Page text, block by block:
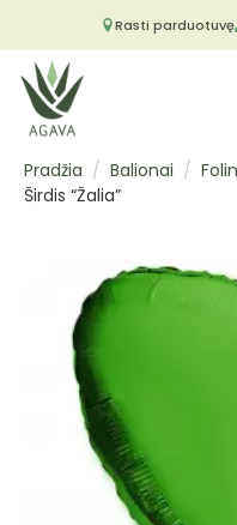
Rasti parduotuvę
Pradžia Balionai
Širdis “Žalia”